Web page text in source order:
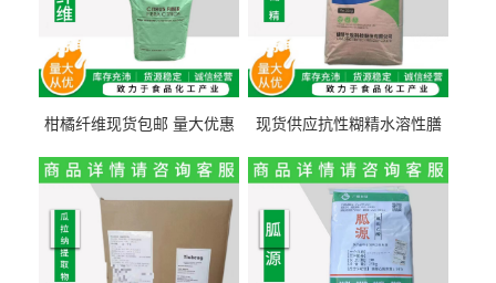
柑橘纤维现货包邮 量大优惠
现货供应抗性糊精水溶性膳
量1kg包邮